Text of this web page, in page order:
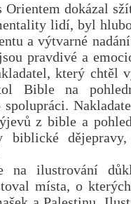
Orientem dokázal
lidí, byl
a výtvarné
pravdivé a
který chtěl
Bible na
spolupráci.
z bible a
biblické
na ilustrování
místa, o